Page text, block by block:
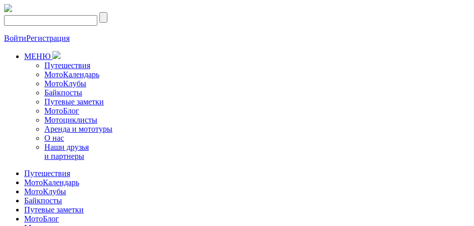
ВойтиРегистрация
МЕНЮ
Путешествия
МотоКалендарь
МотоКлубы
Байкпосты
Путевые заметки
МотоБлог
Мотоциклисты
Аренда и мототуры
О нас
Наши друзья
и партнеры
Путешествия
МотоКалендарь
МотоКлубы
Байкпосты
Путевые заметки
МотоБлог